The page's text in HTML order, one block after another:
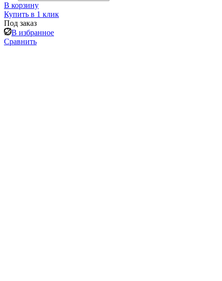
В корзину
Купить в 1 клик
Под заказ
В избранное
Сравнить